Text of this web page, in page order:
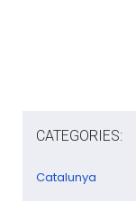
CATEGORIES:
Catalunya